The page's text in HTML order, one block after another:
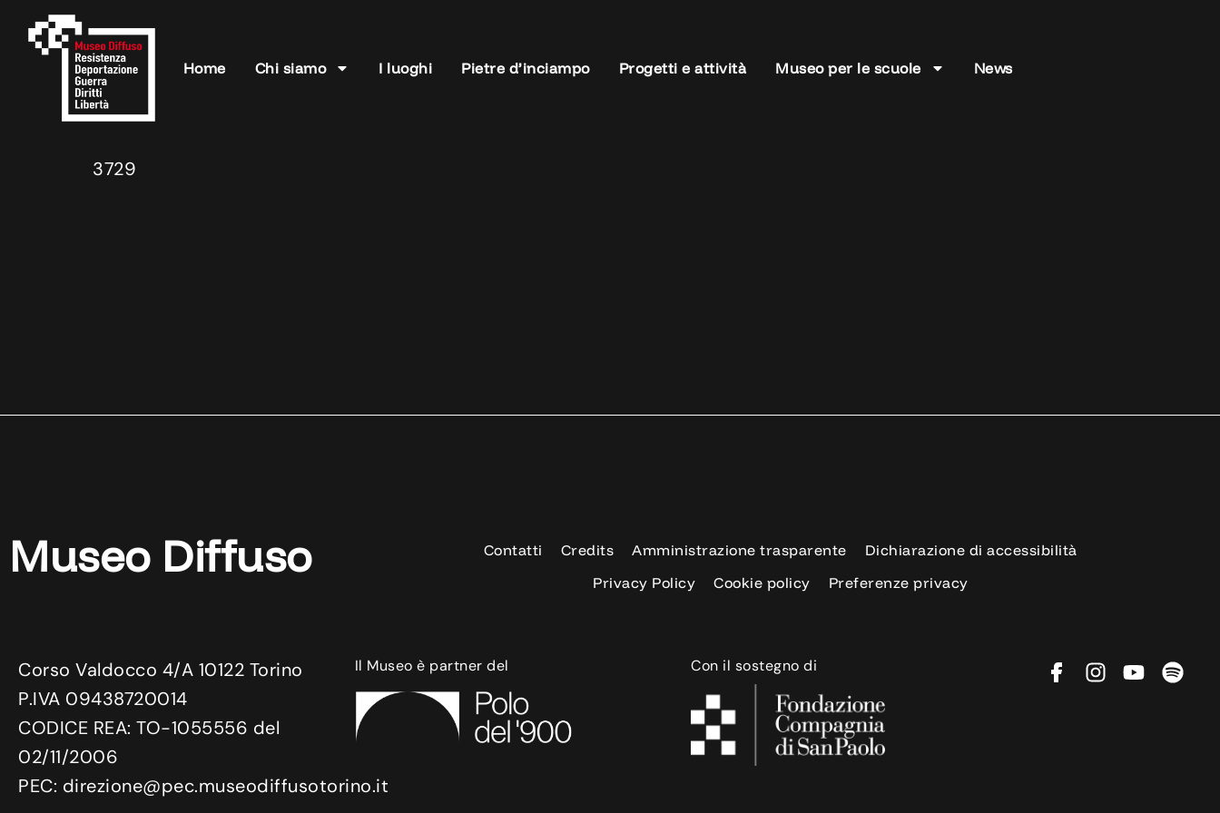
Home Chi siamo I luoghi Pietre d’inciampo Progetti e attività Museo per le scuole News
3729
Museo Diffuso Contatti Credits Amministrazione trasparente
Dichiarazione di accessibilità
Privacy Policy
Cookie policy Preferenze privacy
Corso Valdocco 4/A 10122 Torino
P.IVA 09438720014
CODICE REA: TO-1055556 del
02/11/2006
PEC: direzione@pec.museodiffusotorino.it
Il Museo è partner del Con il sostegno di